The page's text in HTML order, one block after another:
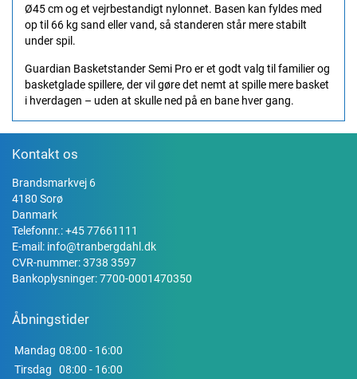
Ø45 cm og et vejrbestandigt nylonnet. Basen kan fyldes med
op til 66 kg sand eller vand, så standeren står mere stabilt
under spil.
Guardian Basketstander Semi Pro er et godt valg til familier og
basketglade spillere, der vil gøre det nemt at spille mere basket
i hverdagen – uden at skulle ned på en bane hver gang.
Kontakt os
Brandsmarkvej 6
4180 Sorø
Danmark
Telefonnr.:+45 77661111
E-mail: info@tranbergdahl.dk
CVR-nummer: 3738 3597
Bankoplysninger: 7700-0001470350
Åbningstider
Mandag 08:00 - 16:00
Tirsdag
08:00 - 16:00